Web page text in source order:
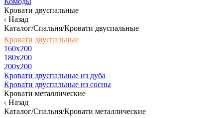
Кровати двуспальные
Назад
Каталог/Спальня/Кровати двуспальные
Кровати двуспальные
160х200
180x200
200x200
Кровати двуспальные из дуба
Кровати двуспальные из сосны
Кровати металлические
Назад
Каталог/Спальня/Кровати металлические